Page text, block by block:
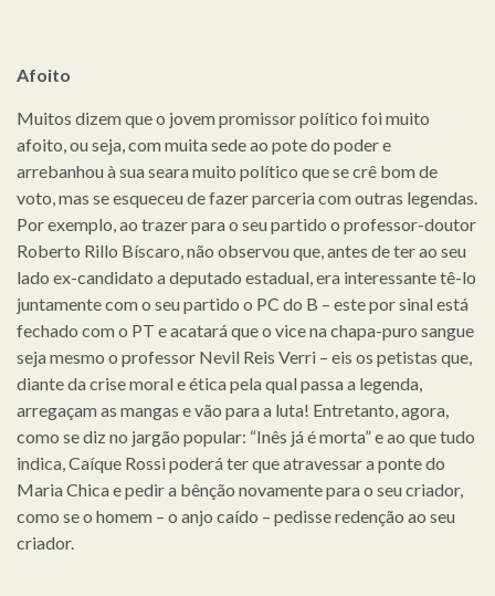
Afoito
Muitos dizem que o jovem promissor político foi muito
afoito, ou seja, com muita sede ao pote do poder e
arrebanhou à sua seara muito político que se crê bom de
voto, mas se esqueceu de fazer parceria com outras legendas.
Por exemplo, ao trazer para o seu partido o professor-doutor
Roberto Rillo Bíscaro, não observou que, antes de ter ao seu
lado ex-candidato a deputado estadual, era interessante tê-lo
juntamente com o seu partido o PC do B – este por sinal está
fechado com o PT e acatará que o vice na chapa-puro sangue
seja mesmo o professor Nevil Reis Verri – eis os petistas que,
diante da crise moral e ética pela qual passa a legenda,
arregaçam as mangas e vão para a luta! Entretanto, agora,
como se diz no jargão popular: “Inês já é morta” e ao que tudo
indica, Caíque Rossi poderá ter que atravessar a ponte do
Maria Chica e pedir a bênção novamente para o seu criador,
como se o homem – o anjo caído – pedisse redenção ao seu
criador.